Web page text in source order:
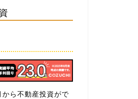
ら不動産投資がで